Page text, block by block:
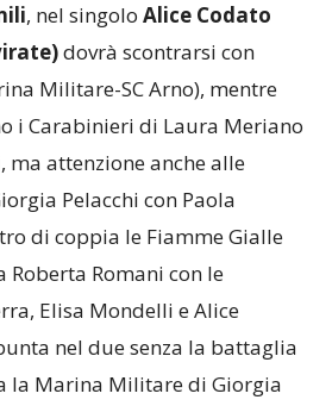
, nel singolo Alice Codato
dovrà scontrarsi con
Militare-SC Arno), mentre
i Carabinieri di Laura Meriano
ma attenzione anche alle
Pelacchi con Paola
di coppia le Fiamme Gialle
Roberta Romani con le
Elisa Mondelli e Alice
nel due senza la battaglia
la Marina Militare di Giorgia